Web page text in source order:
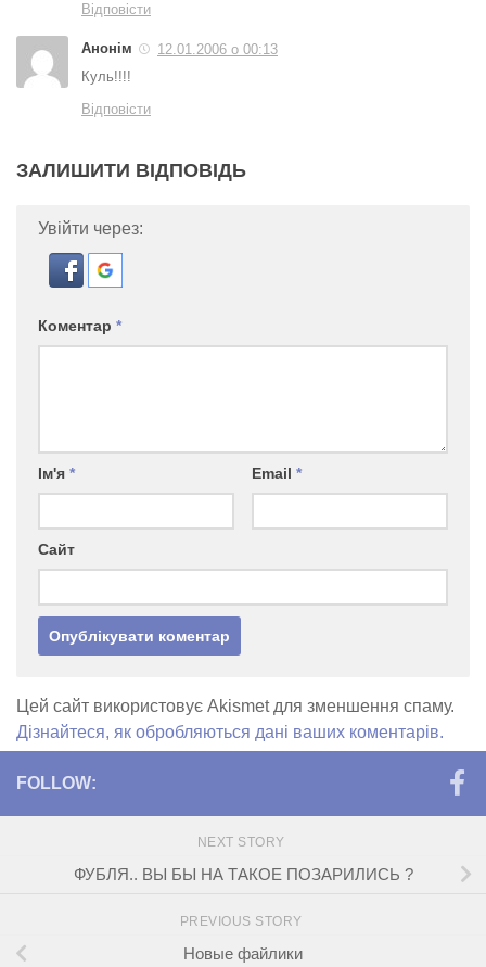
Відповісти
Анонім
12.01.2006 о 00:13
Куль!!!!
Відповісти
ЗАЛИШИТИ ВІДПОВІДЬ
Увійти через:
Коментар *
Ім'я * Email *
Сайт
Цей сайт використовує Akismet для зменшення спаму.
Дізнайтеся, як обробляються дані ваших коментарів.
FOLLOW:
NEXT STORY
ФУБЛЯ.. ВЫ БЫ НА ТАКОЕ ПОЗАРИЛИСЬ ?
PREVIOUS STORY
Новые файлики